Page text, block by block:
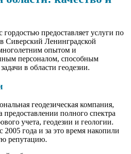
предоставляет услуги по
Сиверский Ленинградской
опытом и
персоналом, способным
в области геодезии.
геодезическая компания,
полного спектра
учета, геодезии и геологии.
года и за это время накопили
репутацию.